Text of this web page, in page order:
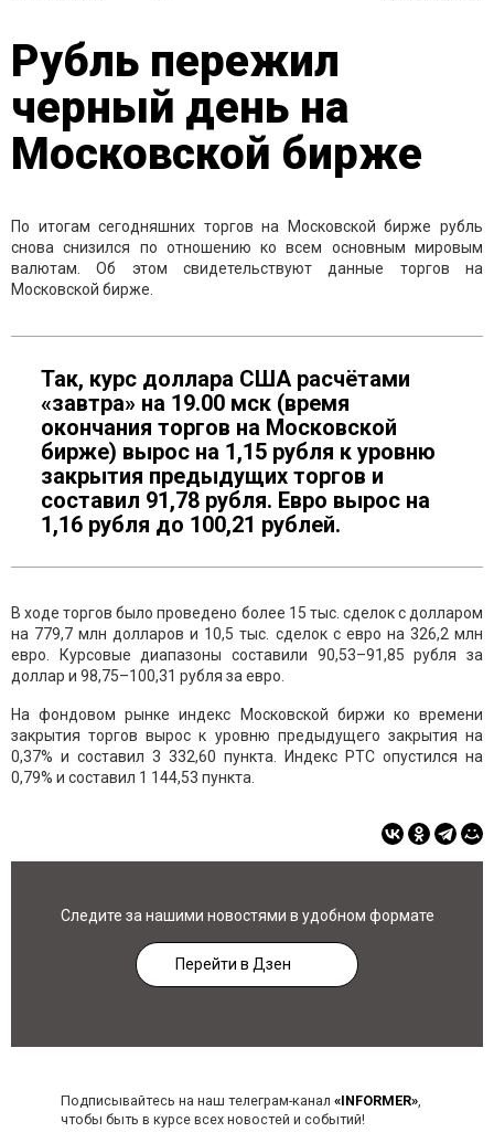
Рубль пережил
черный день на
Московской бирже
По итогам сегодняшних торгов на Московской бирже рубль
снова снизился по отношению ко всем основным мировым
валютам. Об этом свидетельствуют данные торгов на
Московской бирже.
Так, курс доллара США расчётами
«завтра» на 19.00 мск (время
окончания торгов на Московской
бирже) вырос на 1,15 рубля к уровню
закрытия предыдущих торгов и
составил 91,78 рубля. Евро вырос на
1,16 рубля до 100,21 рублей.
В ходе торгов было проведено более 15 тыс. сделок с долларом
на 779,7 млн долларов и 10,5 тыс. сделок с евро на 326,2 млн
евро. Курсовые диапазоны составили 90,53–91,85 рубля за
доллар и 98,75–100,31 рубля за евро.
На фондовом рынке индекс Московской биржи ко времени
закрытия торгов вырос к уровню предыдущего закрытия на
0,37% и составил 3 332,60 пункта. Индекс РТС опустился на
0,79% и составил 1 144,53 пункта.
Следите за нашими новостями в удобном формате
Перейти в Дзен
Подписывайтесь на наш телеграм-канал «INFORMER»,
чтобы быть в курсе всех новостей и событий!